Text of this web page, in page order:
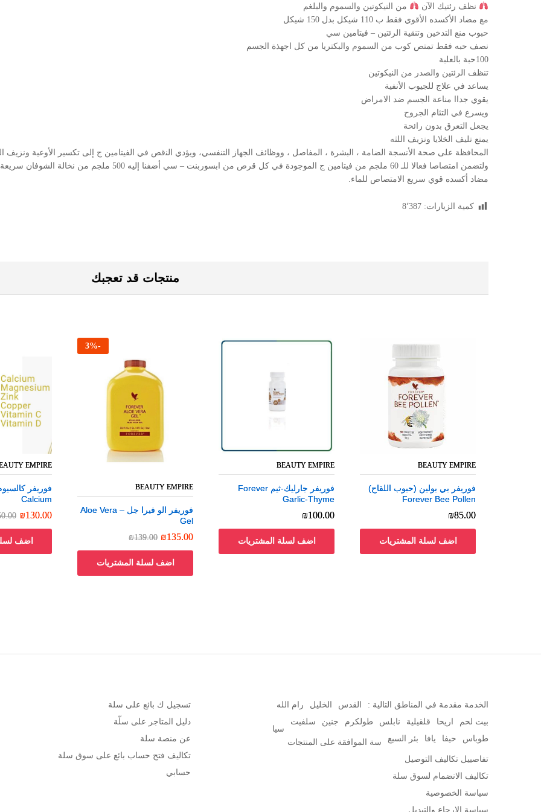
نظف رئتيك الآن
من النيكوتين والسموم والبلغم
مع مضاد الأكسده الأقوي فقط ب 110 شيكل بدل 150 شيكل
حبوب منع التدخين وتنقية الرئتين – فيتامين سي
نصف حبه فقط تمتص كوب من السموم والبكتريا من كل اجهذة الجسم
100حبة بالعلبة
تنظف الرئتين والصدر من النيكوتين
يساعد في علاج للجيوب ﺍﻷﻧﻔﻴﺔ
يقوي جداا مناعة الجسم ضد الامراض
ويسرع في التئام الجروح
يجعل التعرق بدون رائحة
يمنع تليف الخلايا ونزيف اللثه
ﺍﻟﻤﺤﺎﻓﻈﺔ ﻋﻠﻰ ﺻﺤﺔ ﺍﻷﻧﺴﺠﺔ ﺍﻟﻀﺎﻣﺔ ، ﺍﻟﺒﺸﺮﺓ ، ﺍﻟﻤﻔﺎﺻﻞ ، ﻭﻭﻇﺎﺋﻒ ﺍﻟﺠﻬﺎﺯ ﺍﻟﺘﻨﻔﺴﻲ، ﻭﻳﺆﺩﻱ ﺍﻟﻨقص ﻓﻲ ﺍﻟﻔﻴﺘﺎﻣﻴﻦ ﺝ ﺇﻟﻰ ﺗﻜﺴﻴﺮ ﺍﻷﻭﻋﻴﺔ ﻭﻧﺰﻳﻒ
ﻭﻟﺘﻀﻤﻦ ﺍﻣﺘﺼﺎﺻﺎ ﻓﻌﺎﻻ ﻟﻠـ 60 ﻣﻠﺠﻢ ﻣﻦ ﻓﻴﺘﺎﻣﻴﻦ ﺝ ﺍﻟﻤﻮﺟﻮﺩﺓ ﻓﻲ ﻛﻞ ﻗﺮﺹ ﻣﻦ ﺍﺑﺴﻮﺭﺑﻨﺖ – ﺳﻲ ﺃﺿﻔﻨﺎ ﺇﻟﻴﻪ 500 ﻣﻠﺠﻢ ﻣﻦ ﻧﺨﺎﻟﺔ ﺍﻟﺸﻮﻓﺎﻥ ﺳﺮﻳﻌﺔ ﺍﻻﻣﺘﺼﺎﺹ ﻓﻲ ﺍﻟﺠﺴم
مضاد أكسده قوي سريع الامتصاص للماء.
كمية الزيارات: 8٬387
منتجات قد تعجبك
BEAUTY EMPIRE
فوريفر بي بولين (حبوب اللقاح)
Forever Bee Pollen
₪85.00
BEAUTY EMPIRE
فوريفر بي بولين (حبوب اللقاح)
Forever Bee Pollen
₪85.00
اضف لسلة المشتريات
BEAUTY EMPIRE
فوريفر جارليك-ثيم Forever
Garlic-Thyme
₪100.00
BEAUTY EMPIRE
فوريفر جارليك-ثيم Forever
Garlic-Thyme
₪100.00
اضف لسلة المشتريات
-
3%
BEAUTY EMPIRE
فوريفر الو فيرا جل – Aloe Vera
Gel
₪135.00
₪139.00
BEAUTY EMPIRE
فوريفر الو فيرا جل – Aloe Vera
Gel
₪135.00
₪139.00
اضف لسلة المشتريات
EMPIRE
Calcium
₪130.00
EMPIRE
Calcium
₪130.00
اضف
الخدمة مقدمة في المناطق التالية : القدس الخليل
رام الله
بيت لحم
اريحا قلقيلية نابلس طولكرم جنين
سلفيت
طوباس
حيفا يافا بئر السبع
سيا
سة الموافقة على المنتجات
تفاصييل تكاليف التوصيل
تكاليف الانضمام لسوق سلة
سياسة الخصوصية
سياسة الارجاع والتبديل
تسجيل ك بائع على سلة
دليل المتاجر على سلّة
عن منصة سلة
تكاليف فتح حساب بائع على سوق سلة
حسابي